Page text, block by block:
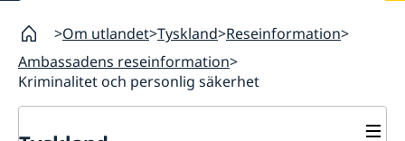
Om utlandet Tyskland Reseinformation
Ambassadens reseinformation
Kriminalitet och personlig säkerhet